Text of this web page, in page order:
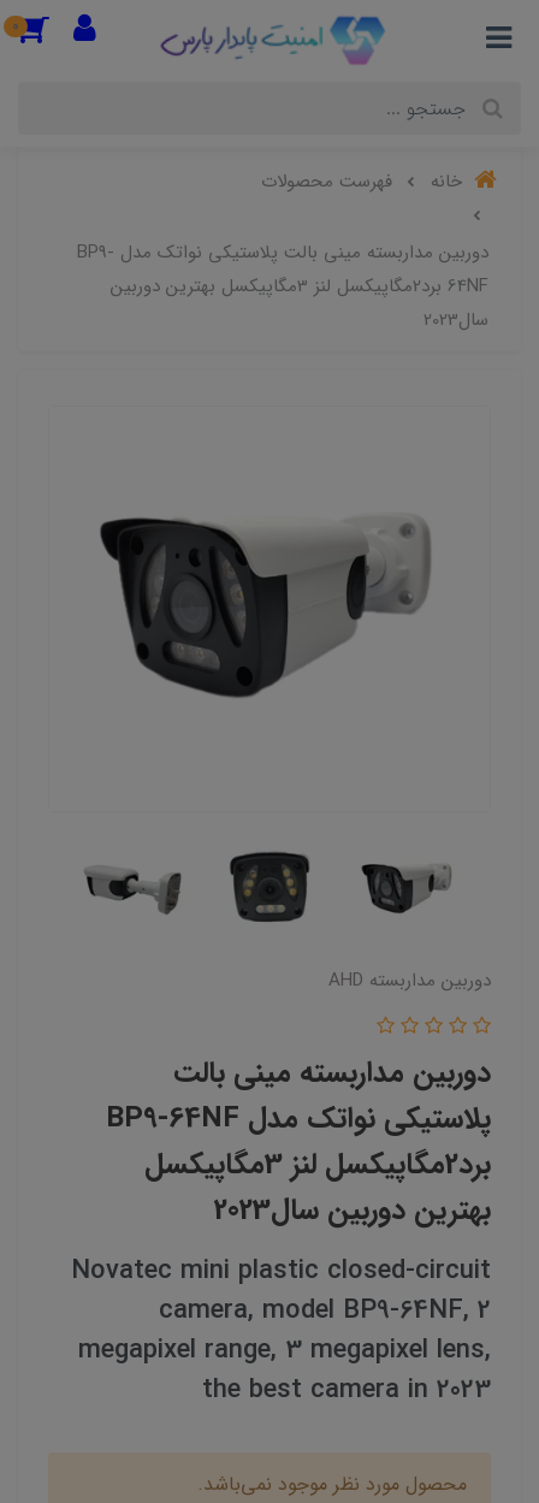
0
خانه فهرست محصولات
دوربین مداربسته مینی بالت پلاستیکی نواتک مدل BP9-
64NF برد2مگاپیکسل لنز 3مگاپیکسل بهترین دوربین
سال2023
دوربین مداربسته AHD
دوربین مداربسته مینی بالت
پلاستیکی نواتک مدل BP9-64NF
برد2مگاپیکسل لنز 3مگاپیکسل
بهترین دوربین سال2023
Novatec mini plastic closed-circuit
camera, model BP9-64NF, 2
megapixel range, 3 megapixel lens,
the best camera in 2023
محصول مورد نظر موجود نمی‌باشد.